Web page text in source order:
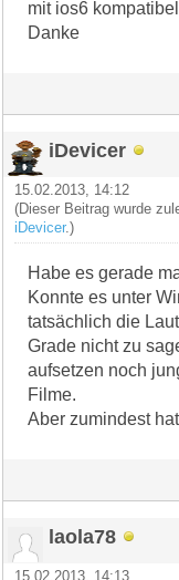
mit ios6
Danke
iDevicer
15.02.2013, 14:12
(Dieser Beitrag wurde
iDevicer.)
Habe es gerade
Konnte es unter
tatsächlich die
Grade nicht zu
aufsetzen noch
Filme.
Aber zumindest
laola78
15.02.2013, 14:13